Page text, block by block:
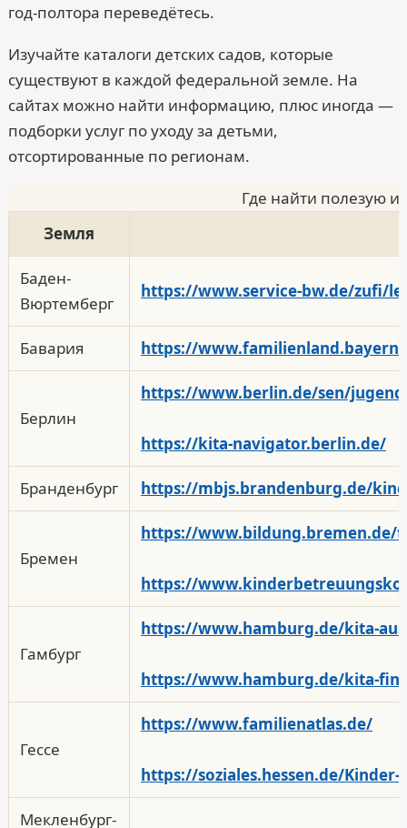
год-полтора переведётесь.
Изучайте каталоги детских садов, которые
существуют в каждой федеральной земле. На
сайтах можно найти информацию, плюс иногда —
подборки услуг по уходу за детьми,
отсортированные по регионам.
Где найти полезую
Земля
Баден-
Вюртемберг
https://www.service-bw.de/zufi/
Бавария https://
Берлин
https://www.berlin.de/sen/
https://kita-navigator.berlin.de/
Бранденбург https://mbjs.brandenburg.de/
Бремен
https://www.bildung.bremen.de/
https://
Гамбург
https://www.hamburg.de/kita-
https://www.hamburg.de/kita-
Гессе
https://www.familienatlas.de/
https://soziales.hessen.de/
Мекленбург-